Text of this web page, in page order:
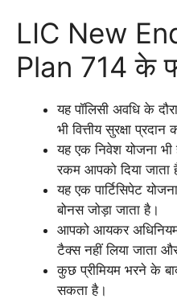
LIC New
Plan 714 के
यह पॉलिसी अवधि के
भी वित्तीय सुरक्षा प्रदान
यह एक निवेश योजना भी
रकम आपको दिया जाता
यह एक पार्टिसिपेट
बोनस जोड़ा जाता है।
आपको आयकर
टैक्स नहीं लिया जाता
कुछ प्रीमियम भरने के
सकता है।